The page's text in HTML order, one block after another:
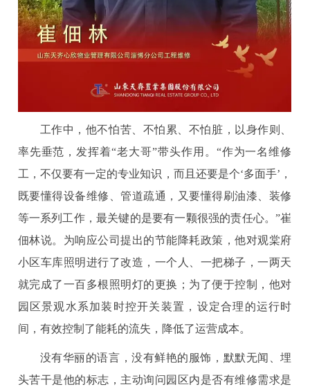
工作中，他不怕苦、不怕累、不怕脏，以身作则、
率先垂范，发挥着“老大哥”带头作用。“作为一名维修
工，不仅要有一定的专业知识，而且还要是个‘多面手’，
既要懂得设备维修、管道疏通，又要懂得刷油漆、装修
等一系列工作，最关键的是要有一颗很强的责任心。”崔
佃林说。为响应公司提出的节能降耗政策，他对观棠府
小区车库照明进行了改造，一个人、一把梯子，一两天
就完成了一百多根照明灯的更换；为了便于控制，他对
园区景观水系加装时控开关装置，设定合理的运行时
间，有效控制了能耗的流失，降低了运营成本。
没有华丽的语言，没有鲜艳的服饰，默默无闻、埋
头苦干是他的标志，主动询问园区内是否有维修需求是